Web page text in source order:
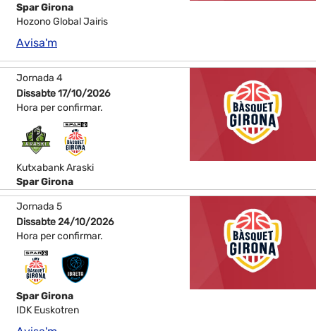
Spar Girona
Hozono Global Jairis
Avisa'm
Jornada 4
Dissabte 17/10/2026
Hora per confirmar.
Kutxabank Araski
Spar Girona
Jornada 5
Dissabte 24/10/2026
Hora per confirmar.
Spar Girona
IDK Euskotren